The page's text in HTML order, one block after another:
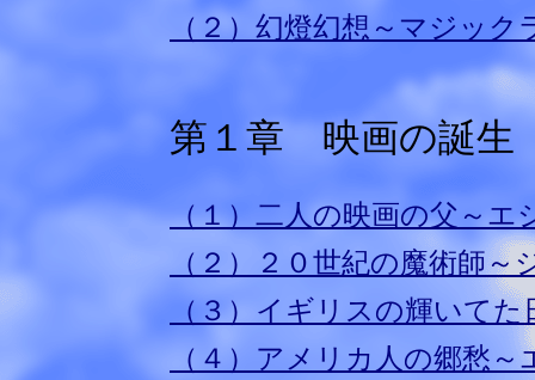
（２）幻燈幻想～マジッ
第１章 映画の誕生
（１）二人の映画の父～エ
（２）２０世紀の魔術師
（３）イギリスの輝いて
（４）アメリカ人の郷愁